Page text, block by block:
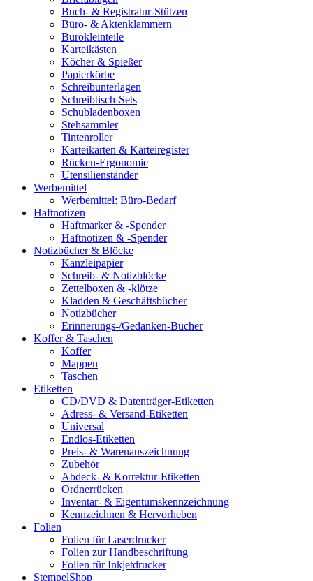
Buch- & Registratur-Stützen
Büro- & Aktenklammern
Bürokleinteile
Karteikästen
Köcher & Spießer
Papierkörbe
Schreibunterlagen
Schreibtisch-Sets
Schubladenboxen
Stehsammler
Tintenroller
Karteikarten & Karteiregister
Rücken-Ergonomie
Utensilienständer
Werbemittel
Werbemittel: Büro-Bedarf
Haftnotizen
Haftmarker & -Spender
Haftnotizen & -Spender
Notizbücher & Blöcke
Kanzleipapier
Schreib- & Notizblöcke
Zettelboxen & -klötze
Kladden & Geschäftsbücher
Notizbücher
Erinnerungs-/Gedanken-Bücher
Koffer & Taschen
Koffer
Mappen
Taschen
Etiketten
CD/DVD & Datenträger-Etiketten
Adress- & Versand-Etiketten
Universal
Endlos-Etiketten
Preis- & Warenauszeichnung
Zubehör
Abdeck- & Korrektur-Etiketten
Ordnerrücken
Inventar- & Eigentumskennzeichnung
Kennzeichnen & Hervorheben
Folien
Folien für Laserdrucker
Folien zur Handbeschriftung
Folien für Inkjetdrucker
StempelShop